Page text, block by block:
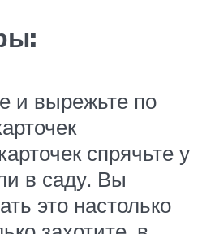
и вырежьте по
спрячьте у
в саду. Вы
это настолько